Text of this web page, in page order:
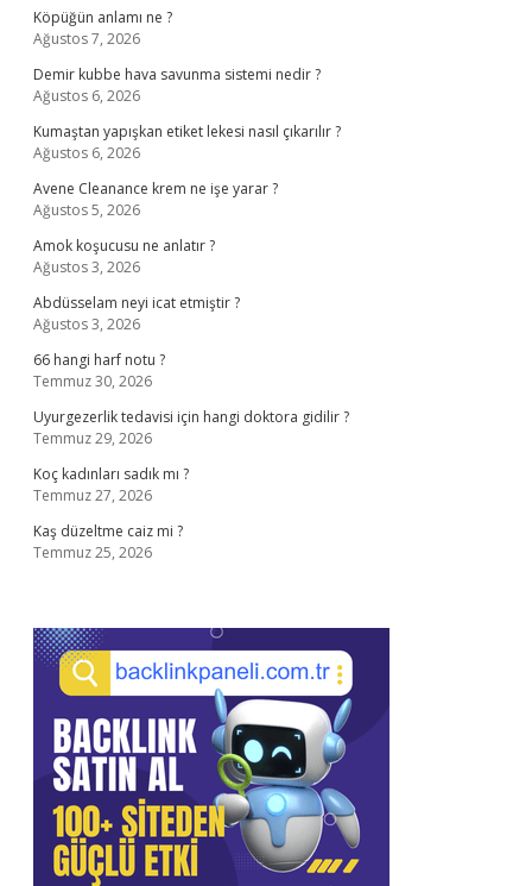
Köpüğün anlamı ne ?
Ağustos 7, 2026
Demir kubbe hava savunma sistemi nedir ?
Ağustos 6, 2026
Kumaştan yapışkan etiket lekesi nasıl çıkarılır ?
Ağustos 6, 2026
Avene Cleanance krem ne işe yarar ?
Ağustos 5, 2026
Amok koşucusu ne anlatır ?
Ağustos 3, 2026
Abdüsselam neyi icat etmiştir ?
Ağustos 3, 2026
66 hangi harf notu ?
Temmuz 30, 2026
Uyurgezerlik tedavisi için hangi doktora gidilir ?
Temmuz 29, 2026
Koç kadınları sadık mı ?
Temmuz 27, 2026
Kaş düzeltme caiz mi ?
Temmuz 25, 2026